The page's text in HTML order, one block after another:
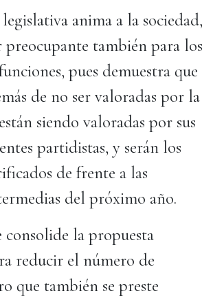
anima a la sociedad,
preocupante también para los
pues demuestra que
de no ser valoradas por la
siendo valoradas por sus
partidistas, y serán los
de frente a las
del próximo año.
consolide la propuesta
reducir el número de
que también se preste